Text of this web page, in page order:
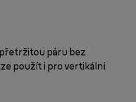
páru bez
použít i pro vertikální